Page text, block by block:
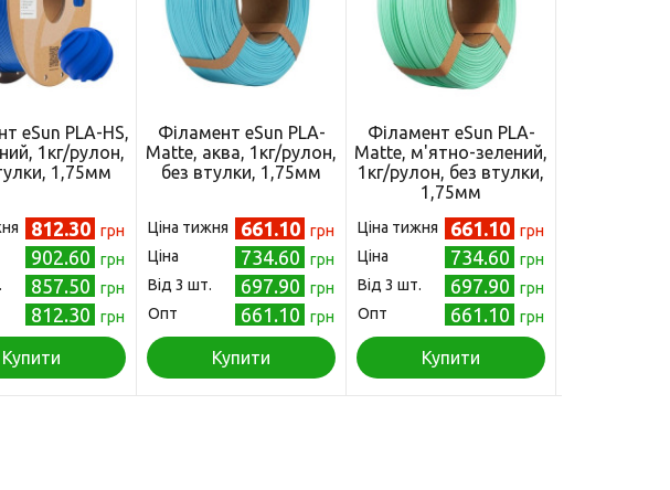
eSun PLA-HS,
1кг/рулон,
1,75мм
812.30 грн
902.60
грн
857.50
грн
812.30 грн
Купити
Філамент eSun PLA-
Matte, аква, 1кг/рулон,
без втулки, 1,75мм
Ціна тижня 661.10 грн
Ціна
734.60
грн
Від 3 шт.
697.90
грн
Опт
661.10 грн
Купити
Філамент eSun PLA-
Matte, м'ятно-зелений,
1кг/рулон, без втулки,
1,75мм
Ціна тижня 661.10 грн
Ціна
734.60
грн
Від 3 шт.
697.90
грн
Опт
661.10 грн
Купити